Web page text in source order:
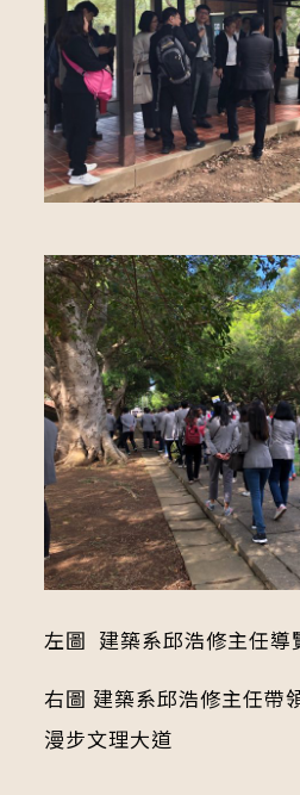
左圖 建築系邱浩修主任導
右圖 建築系邱浩修主任帶
漫步文理大道